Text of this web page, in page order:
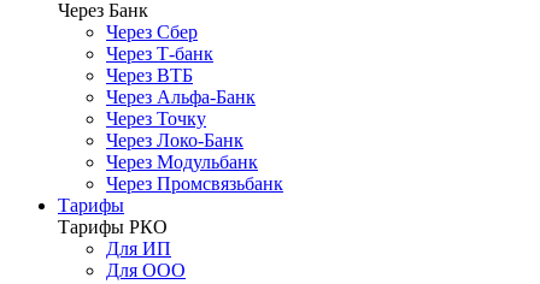
Через Банк
Через Сбер
Через Т-банк
Через ВТБ
Через Альфа-Банк
Через Точку
Через Локо-Банк
Через Модульбанк
Через Промсвязьбанк
Тарифы
Тарифы РКО
Для ИП
Для ООО